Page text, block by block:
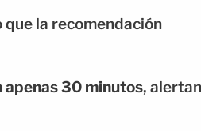
que la recomendación
apenas 30 minutos, alertan